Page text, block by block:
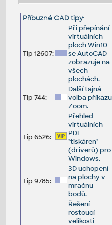
Příbuzné CAD tipy:
Tip 12607:
Při přepínání
virtuálních
ploch Win10
se AutoCAD
zobrazuje na
všech
plochách.
Tip 744:
Další tajná
volba příkazu
Zoom.
Tip 6526:
Přehled
virtuálních
PDF
"tiskáren"
(driverů) pro
Windows.
Tip 9785:
3D uchopení
na plochy v
mračnu
bodů.
Řešení
rostoucí
velikosti